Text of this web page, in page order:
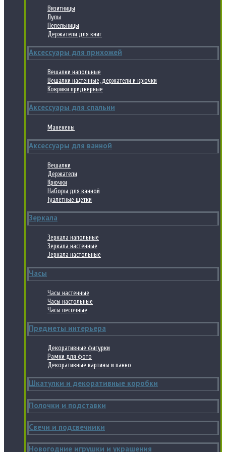
Визитницы
Лупы
Пепельницы
Держатели для книг
Аксессуары для прихожей
Вешалки напольные
Вешалки настенные, держатели и крючки
Коврики придверные
Аксессуары для спальни
Манекены
Аксессуары для ванной
Вешалки
Держатели
Крючки
Наборы для ванной
Туалетные щетки
Зеркала
Зеркала напольные
Зеркала настенные
Зеркала настольные
Часы
Часы настенные
Часы настольные
Часы песочные
Предметы интерьера
Декоративные фигурки
Рамки для фото
Декоративные картины и панно
Шкатулки и декоративные коробки
Полочки и подставки
Свечи и подсвечники
Новогодние игрушки и украшения